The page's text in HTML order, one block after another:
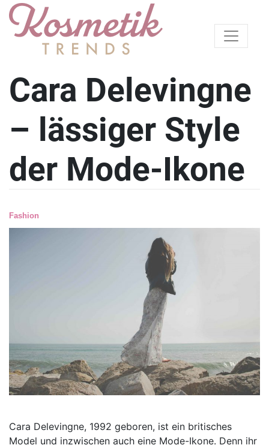
Cara Delevingne
– lässiger Style
der Mode-Ikone
Fashion
Cara Delevingne, 1992 geboren, ist ein britisches
Model und inzwischen auch eine Mode-Ikone. Denn ihr